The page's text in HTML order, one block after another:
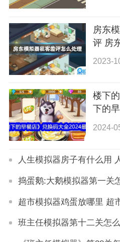
房东
评 房
技巧
2023-
楼下
下的
2024-